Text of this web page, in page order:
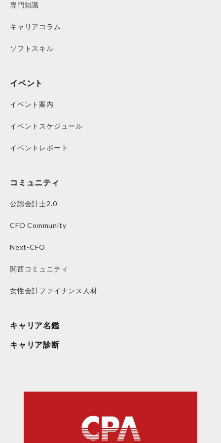
専門知識
キャリアコラム
ソフトスキル
イベント
イベント案内
イベントスケジュール
イベントレポート
コミュニティ
公認会計士2.0
CFO Community
Next-CFO
関西コミュニティ
女性会計ファイナンス人材
キャリア名鑑
キャリア診断